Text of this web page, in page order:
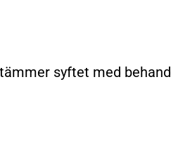
syftet med